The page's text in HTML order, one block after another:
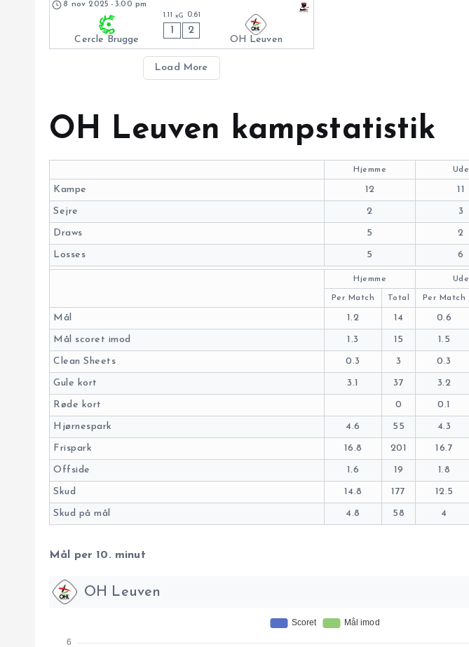
8 nov 2025 - 3:00 pm
Cercle Brugge
1.11 xG 0.61
1 2
OH Leuven
Load More
OH Leuven kampstatistik
Hjemme Ude
Kampe 12 11
Sejre 2 3
Draws 5 2
Losses 5 6
Hjemme Ude
Per Match Total Per Match
Mål 1.2 14 0.6
Mål scoret imod 1.3 15 1.5
Clean Sheets 0.3 3 0.3
Gule kort 3.1 37 3.2
Røde kort 0 0.1
Hjørnespark 4.6 55 4.3
Frispark 16.8 201 16.7
Offside 1.6 19 1.8
Skud 14.8 177 12.5
Skud på mål 4.8 58 4
Mål per 10. minut
OH Leuven